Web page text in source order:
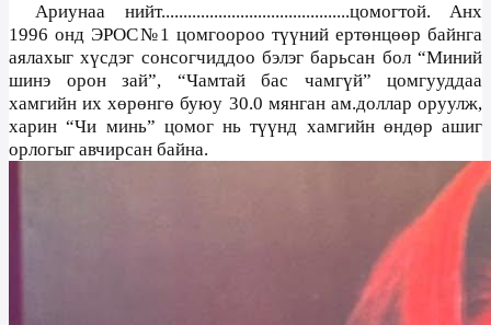
Ариунаа нийт...........................................цомогтой. Анх
1996 онд ЭРОС№1 цомгоороо түүний ертөнцөөр байнга
аялахыг хүсдэг сонсогчиддоо бэлэг барьсан бол “Миний
шинэ орон зай”, “Чамтай бас чамгүй” цомгууддаа
хамгийн их хөрөнгө буюу 30.0 мянган ам.доллар оруулж,
харин “Чи минь” цомог нь түүнд хамгийн өндөр ашиг
орлогыг авчирсан байна.